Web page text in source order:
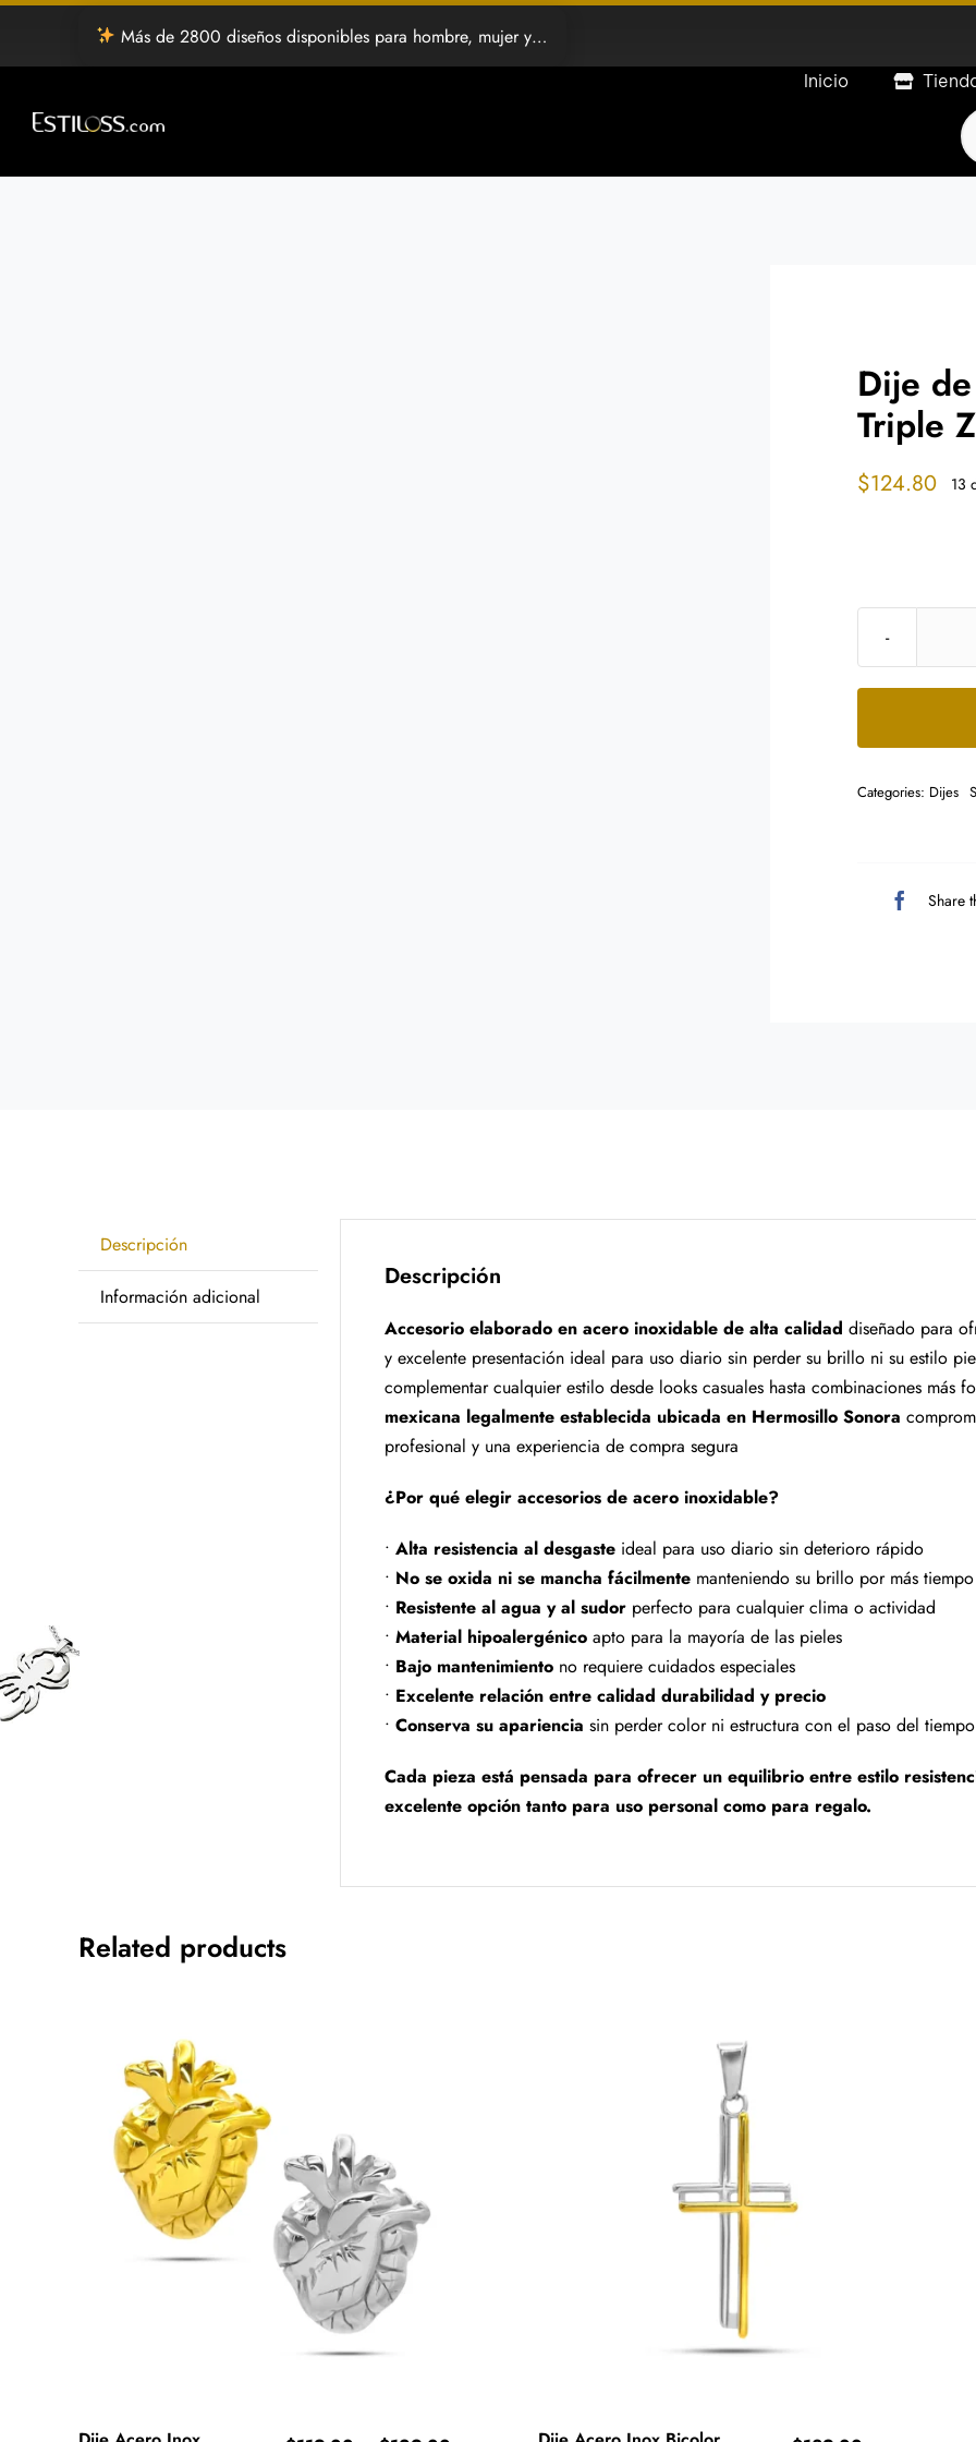
Saltar
contenido
Más de 2800 diseños disponibles para hombre, mujer y estilo libre de género
Inicio
Dije
Triple
$124.80 13
Categories: Dijes
Share
Descripción
Información adicional
Descripción
Accesorio elaborado en acero inoxidable de alta calidad diseñado para
y excelente presentación ideal para uso diario sin perder su brillo ni su estilo
complementar cualquier estilo desde looks casuales hasta combinaciones más
mexicana legalmente establecida ubicada en Hermosillo Sonora
profesional y una experiencia de compra segura
¿Por qué elegir accesorios de acero inoxidable?
• Alta resistencia al desgasteideal para uso diario sin deterioro rápido
• No se oxida ni se mancha fácilmentemanteniendo su brillo por más tiempo
• Resistente al agua y al sudorperfecto para cualquier clima o actividad
• Material hipoalergénicoapto para la mayoría de las pieles
• Bajo mantenimientono requiere cuidados especiales
• Excelente relación entre calidad durabilidad y precio
• Conserva su apariencia sin perder color ni estructura con el paso del tiempo
Cada pieza está pensada para ofrecer un equilibrio entre estilo
excelente opción tanto para uso personal como para regalo.
Related products